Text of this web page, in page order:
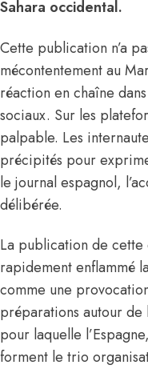
Sahara occidental.
Cette publication n’a
mécontentement au
réaction en chaîne
sociaux. Sur les
palpable. Les
précipités pour
le journal espagnol,
délibérée.
La publication de
rapidement enflammé
comme une
préparations autour
pour laquelle
forment le trio